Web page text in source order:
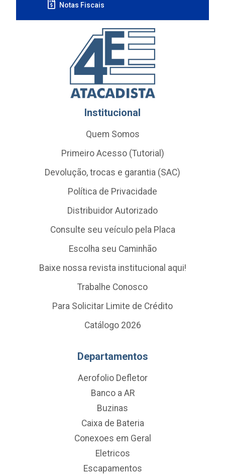
Notas Fiscais
Institucional
Quem Somos
Primeiro Acesso (Tutorial)
Devolução, trocas e garantia (SAC)
Política de Privacidade
Distribuidor Autorizado
Consulte seu veículo pela Placa
Escolha seu Caminhão
Baixe nossa revista institucional aqui!
Trabalhe Conosco
Para Solicitar Limite de Crédito
Catálogo 2026
Departamentos
Aerofolio Defletor
Banco a AR
Buzinas
Caixa de Bateria
Conexoes em Geral
Eletricos
Escapamentos